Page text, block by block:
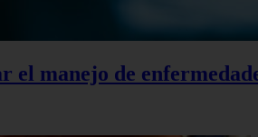
el manejo de